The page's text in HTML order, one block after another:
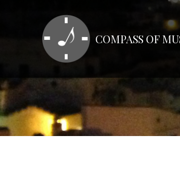
キ
ッ
プ
COMPASS OF